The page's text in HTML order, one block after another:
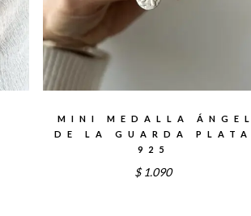
MINI MEDALLA ÁNGEL
DE LA GUARDA PLATA
925
$ 1.090